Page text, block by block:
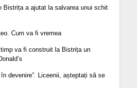
Bistrița a ajutat la salvarea unui schit
Cum va fi vremea
va fi construit la Bistrița un
în devenire”. Liceenii, așteptați să se